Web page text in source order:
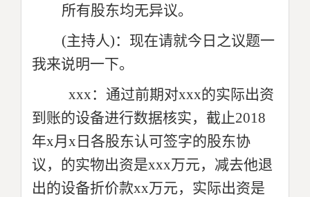
所有股东均无异议。
(主持人)：现在请就今日之议题一
我来说明一下。
xxx：通过前期对xxx的实际出资
到账的设备进行数据核实，截止2018
年x月x日各股东认可签字的股东协
议，的实物出资是xxx万元，减去他退
出的设备折价款xx万元，实际出资是